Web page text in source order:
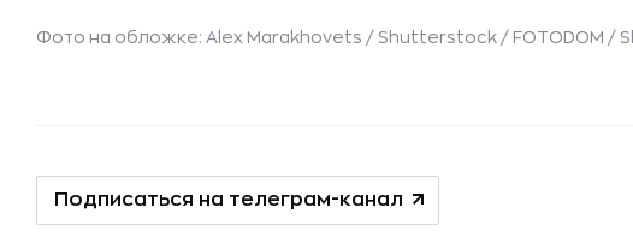
Фото на обложке: Alex Marakhovets / Shutterstock / FOTODOM /
Подписаться на телеграм-канал